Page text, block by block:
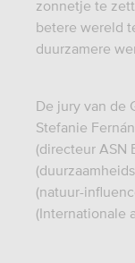
zonnetje te
betere wereld
duurzamere
De jury van de
Stefanie
(directeur ASN
(natuur-
(Internationale